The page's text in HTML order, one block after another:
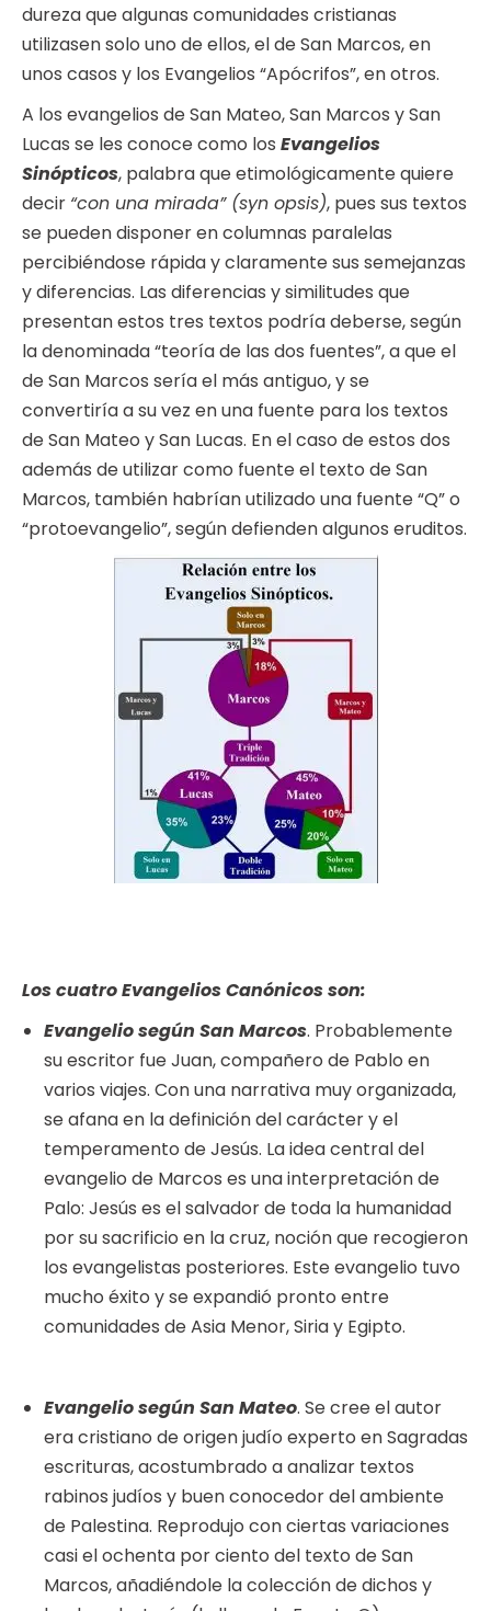
dureza que algunas comunidades cristianas
utilizasen solo uno de ellos, el de San Marcos, en
unos casos y los Evangelios “Apócrifos”, en otros.
A los evangelios de San Mateo, San Marcos y San
Lucas se les conoce como los Evangelios
Sinópticos, palabra que etimológicamente quiere
decir “con una mirada” (syn opsis), pues sus textos
se pueden disponer en columnas paralelas
percibiéndose rápida y claramente sus semejanzas
y diferencias. Las diferencias y similitudes que
presentan estos tres textos podría deberse, según
la denominada “teoría de las dos fuentes”, a que el
de San Marcos sería el más antiguo, y se
convertiría a su vez en una fuente para los textos
de San Mateo y San Lucas. En el caso de estos dos
además de utilizar como fuente el texto de San
Marcos, también habrían utilizado una fuente “Q” o
“protoevangelio”, según defienden algunos eruditos.
Los cuatro Evangelios Canónicos son:
Evangelio según San Marcos. Probablemente
su escritor fue Juan, compañero de Pablo en
varios viajes. Con una narrativa muy organizada,
se afana en la definición del carácter y el
temperamento de Jesús. La idea central del
evangelio de Marcos es una interpretación de
Palo: Jesús es el salvador de toda la humanidad
por su sacrificio en la cruz, noción que recogieron
los evangelistas posteriores. Este evangelio tuvo
mucho éxito y se expandió pronto entre
comunidades de Asia Menor, Siria y Egipto.
Evangelio según San Mateo. Se cree el autor
era cristiano de origen judío experto en Sagradas
escrituras, acostumbrado a analizar textos
rabinos judíos y buen conocedor del ambiente
de Palestina. Reprodujo con ciertas variaciones
casi el ochenta por ciento del texto de San
Marcos, añadiéndole la colección de dichos y